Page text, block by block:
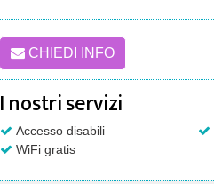
CHIEDI INFO
I nostri servizi
Accesso disabili
WiFi gratis